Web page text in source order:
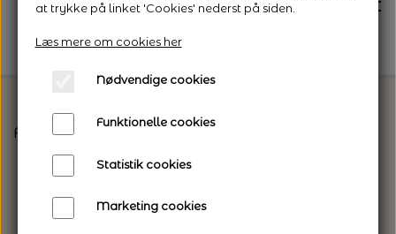
NYHEDSBREV
Forside
at trykke på linket 'Cookies' nederst på siden.
Læs mere om cookies her
Nødvendige cookies
Funktionelle cookies
Statistik cookies
Marketing cookies